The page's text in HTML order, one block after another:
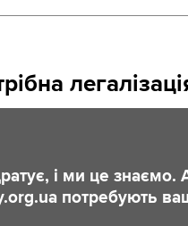
і ми це
потребують